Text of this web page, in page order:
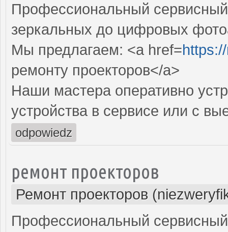
Профессиональный
зеркальных до цифровых
Мы предлагаем: <a href=
ремонту проекторов</a>
Наши мастера оперативно
устройства в сервисе или с
odpowiedz
ремонт проекторов
Ремонт проекторов
Профессиональный